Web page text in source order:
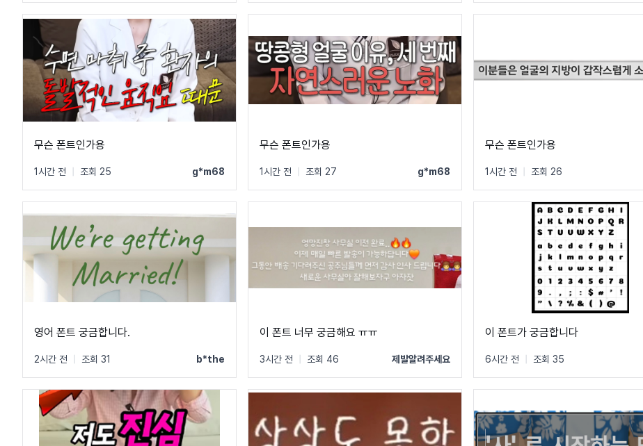
shopping-
002&pcode=naver_pcstockbottom&campaign_id=2608-
shopping-
002&channel_id=naver_pcstockbottom&NaPm=nacn%3DghmZB0wd8a15
무슨 폰트인가용
1시간 전 조회 25 g*m68
무슨 폰트인가용
1시간 전 조회 27 g*m68
무슨 폰트인가용
1시간 전 조회 26
영어 폰트 궁금합니다.
2시간 전 조회 31 b*the
이 폰트 너무 궁금해요 ㅠㅠ
3시간 전 조회 46 제발알려주세요
이 폰트가 궁금합니다
6시간 전 조회 35